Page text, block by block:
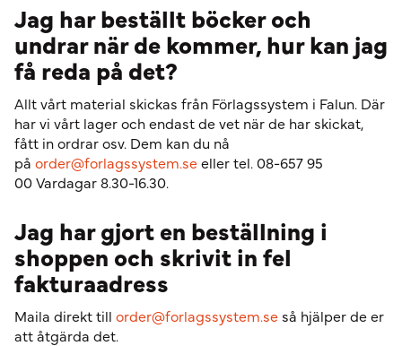
Jag har beställt böcker och
undrar när de kommer, hur kan jag
få reda på det?
Allt vårt material skickas från Förlagssystem i Falun. Där
har vi vårt lager och endast de vet när de har skickat,
fått in ordrar osv. Dem kan du nå
på order@forlagssystem.seeller tel. 08-657 95
00 Vardagar 8.30-16.30.
Jag har gjort en beställning i
shoppen och skrivit in fel
fakturaadress
Maila direkt till order@forlagssystem.se så hjälper de er
att åtgärda det.